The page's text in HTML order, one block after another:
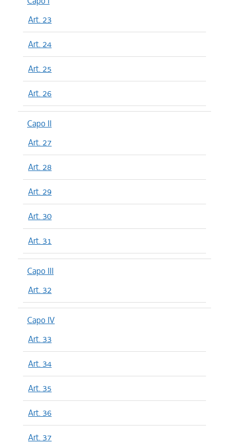
Art. 23
Art. 24
Art. 25
Art. 26
Capo II
Art. 27
Art. 28
Art. 29
Art. 30
Art. 31
Capo III
Art. 32
Capo IV
Art. 33
Art. 34
Art. 35
Art. 36
Art. 37